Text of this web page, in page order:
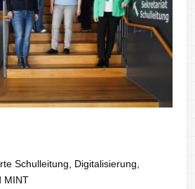
Schulleitung, Digitalisierung,
MINT